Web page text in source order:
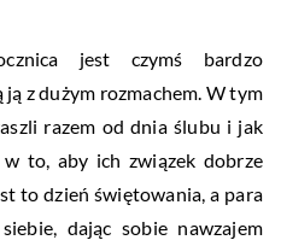
jest czymś bardzo
z dużym rozmachem. W tym
razem od dnia ślubu i jak
to, aby ich związek dobrze
to dzień świętowania, a para
dając sobie nawzajem